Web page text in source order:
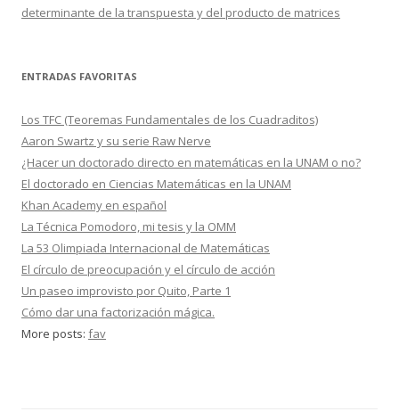
determinante de la transpuesta y del producto de matrices
ENTRADAS FAVORITAS
Los TFC (Teoremas Fundamentales de los Cuadraditos)
Aaron Swartz y su serie Raw Nerve
¿Hacer un doctorado directo en matemáticas en la UNAM o no?
El doctorado en Ciencias Matemáticas en la UNAM
Khan Academy en español
La Técnica Pomodoro, mi tesis y la OMM
La 53 Olimpiada Internacional de Matemáticas
El círculo de preocupación y el círculo de acción
Un paseo improvisto por Quito, Parte 1
Cómo dar una factorización mágica.
More posts: fav